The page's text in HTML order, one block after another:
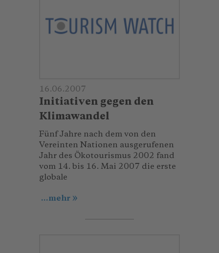
16.06.2007
Initiativen gegen den
Klimawandel
Fünf Jahre nach dem von den
Vereinten Nationen ausgerufenen
Jahr des Öko­tourismus 2002 fand
vom 14. bis 16. Mai 2007 die erste
globale
...mehr